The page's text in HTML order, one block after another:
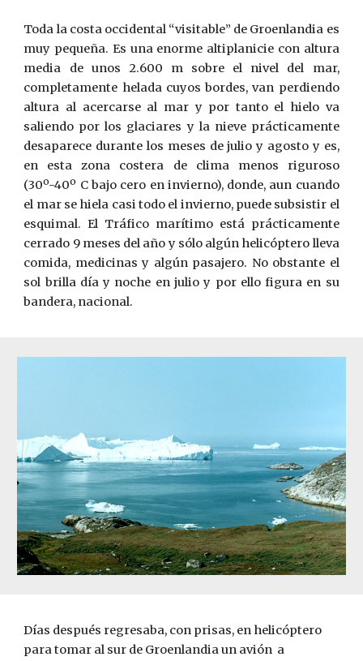
Toda la costa occidental “visitable” de Groenlandia es
muy pequeña. Es una enorme altiplanicie con altura
media de unos 2.600 m sobre el nivel del mar,
completamente helada cuyos bordes, van perdiendo
altura al acercarse al mar y por tanto el hielo va
saliendo por los glaciares y la nieve prácticamente
desaparece durante los meses de julio y agos­to y es,
en esta zona costera de clima menos riguroso
(30º-40º C bajo cero en invierno), donde, aun cuando
el mar se hiela casi todo el invierno, puede subsistir el
esquimal. El Tráfico marítimo está prácticamente
cerrado 9 meses del año y sólo algún helicóptero lleva
co­mida, medicinas y algún pasajero. No obstante el
sol brilla día y noche en julio y por ello figura en su
bandera, nacional.
Días después regresaba, con prisas, en helicóptero
para tomar al sur de Groenlandia un avión  a